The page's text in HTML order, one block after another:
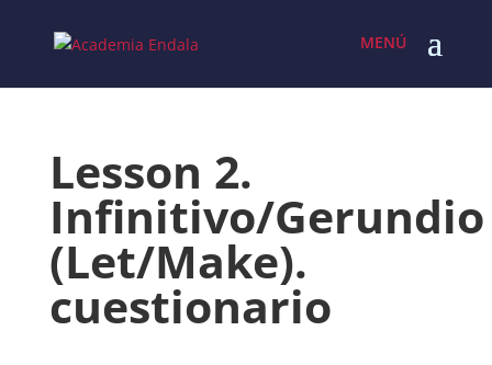
content
Lesson 2.
Infinitivo/Gerundio
(Let/Make).
cuestionario